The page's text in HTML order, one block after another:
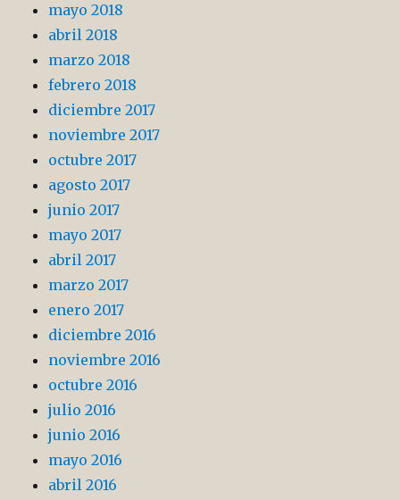
mayo 2018
abril 2018
marzo 2018
febrero 2018
diciembre 2017
noviembre 2017
octubre 2017
agosto 2017
junio 2017
mayo 2017
abril 2017
marzo 2017
enero 2017
diciembre 2016
noviembre 2016
octubre 2016
julio 2016
junio 2016
mayo 2016
abril 2016